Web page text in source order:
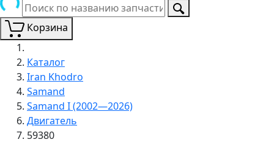
Корзина
Каталог
Iran Khodro
Samand
Samand I (2002—2026)
Двигатель
59380